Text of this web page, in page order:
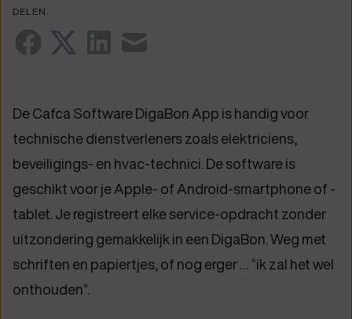
DELEN
De Cafca Software DigaBon App is handig voor
technische dienstverleners zoals elektriciens,
beveiligings- en hvac-technici. De software is
geschikt voor je Apple- of Android-smartphone of -
tablet. Je registreert elke service-opdracht zonder
uitzondering gemakkelijk in een DigaBon. Weg met
schriften en papiertjes, of nog erger … “ik zal het wel
onthouden”.